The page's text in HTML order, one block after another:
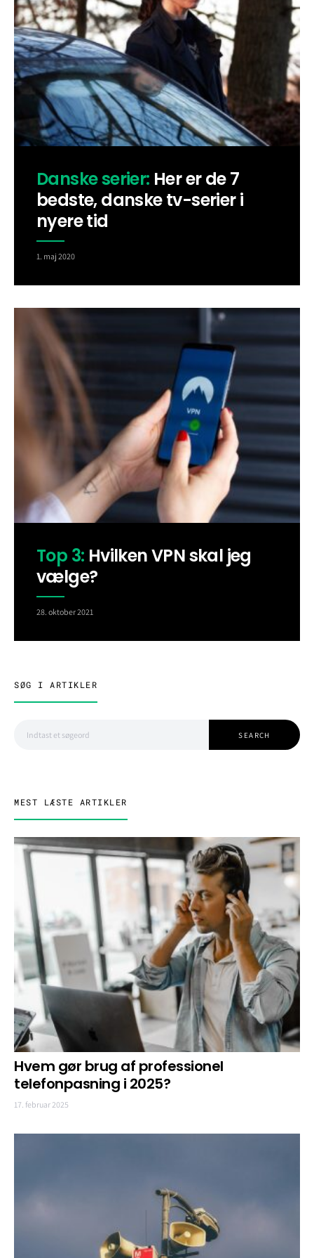
Danske serier: Her er de 7
bedste, danske tv-serier i
nyere tid
1. maj 2020
Top 3: Hvilken VPN skal jeg
vælge?
28. oktober 2021
SØG I ARTIKLER
SEARCH
MEST LÆSTE ARTIKLER
Hvem gør brug af professionel
telefonpasning i 2025?
17. februar 2025